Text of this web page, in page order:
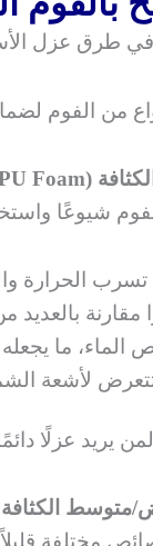
في طرق عزل
من الفوم
الفوم شيوعًا
تسرب الحرارة
مقارنة بالعديد
الماء، ما
لأشعة
يريد عزلًا
مختلفة